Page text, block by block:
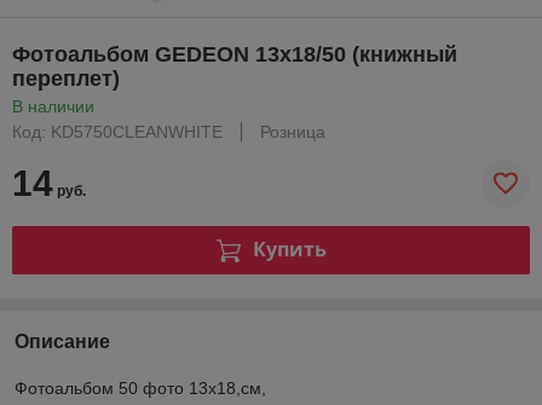
Фотоальбом GEDEON 13х18/50 (книжный
переплет)
В наличии
Код: KD5750CLEANWHITE
Розница
14 руб.
Купить
Описание
Фотоальбом 50 фото 13х18,см,